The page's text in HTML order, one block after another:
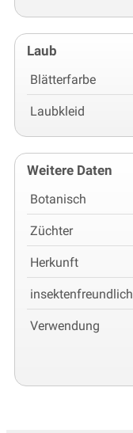
Laub
Blätterfarbe
Laubkleid
Weitere Daten
Botanisch
Züchter
Herkunft
insektenfreundlich
Verwendung